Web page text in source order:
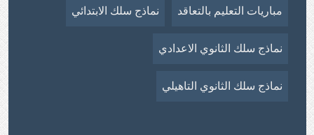
مباريات التعليم بالتعاقد نماذج سلك الابتدائي
نماذج سلك الثانوي الاعدادي
نماذج سلك الثانوي التاهيلي